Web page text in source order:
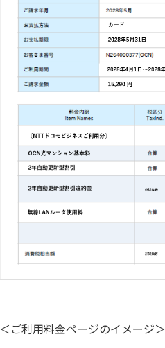
＜ご利用料金ページのイメージ＞